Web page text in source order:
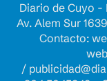
Diario de Cuyo -
Av. Alem Sur
Contacto:
/